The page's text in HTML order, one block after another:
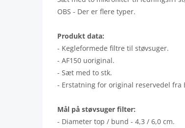
OBS - Der er flere typer.
Produkt data:
- Kegleformede filtre til støvsuger.
- AF150 uoriginal.
- Sæt med to stk.
- Erstatning for original reservedel fra
Mål på støvsuger filter:
- Diameter top / bund - 4,3 / 6,0 cm.